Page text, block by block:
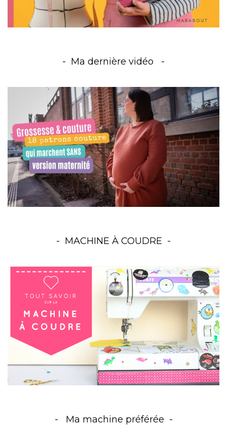
Ma dernière vidéo
MACHINE À COUDRE
Ma machine préférée